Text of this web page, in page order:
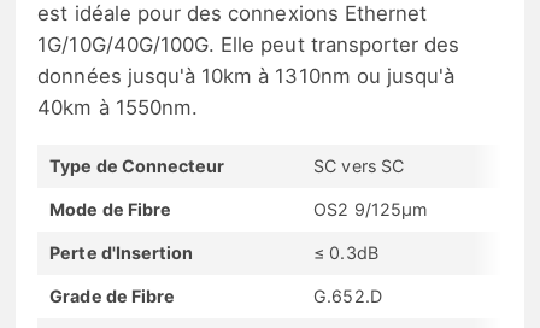
est idéale pour des connexions Ethernet
1G/10G/40G/100G. Elle peut transporter des
données jusqu'à 10km à 1310nm ou jusqu'à
40km à 1550nm.
Type de Connecteur SC vers SC
Mode de Fibre OS2 9/125μm
Perte d'Insertion ≤ 0.3dB
Grade de Fibre G.652.D